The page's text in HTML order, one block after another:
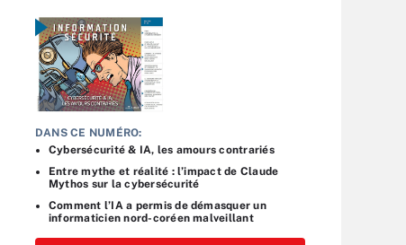
DANS CE NUMÉRO:
Cybersécurité & IA, les amours contrariés
Entre mythe et réalité : l’impact de Claude
Mythos sur la cybersécurité
Comment l’IA a permis de démasquer un
informaticien nord-coréen malveillant